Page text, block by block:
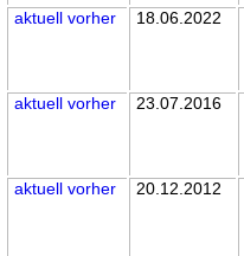
aktuell vorher 18.06.2022
aktuell vorher 23.07.2016
aktuell vorher 20.12.2012